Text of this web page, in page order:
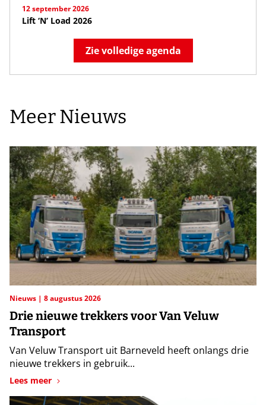
12 september 2026
Lift ‘N’ Load 2026
Zie volledige agenda
Meer Nieuws
Nieuws 8 augustus 2026
Drie nieuwe trekkers voor Van Veluw
Transport
Van Veluw Transport uit Barneveld heeft onlangs drie
nieuwe trekkers in gebruik...
Lees meer